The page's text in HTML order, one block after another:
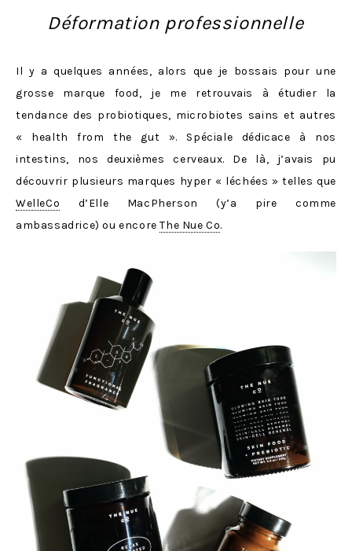
Déformation professionnelle
Il y a quelques années, alors que je bossais pour une
grosse marque food, je me retrouvais à étudier la
tendance des probiotiques, microbiotes sains et autres
« health from the gut ». Spéciale dédicace à nos
intestins, nos deuxièmes cerveaux. De là, j’avais pu
découvrir plusieurs marques hyper « léchées » telles que
WelleCo d’Elle MacPherson (y’a pire comme
ambassadrice) ou encoreThe Nue Co.